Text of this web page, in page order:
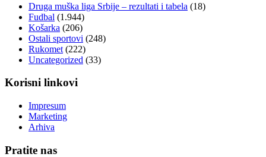
Druga muška liga Srbije – rezultati i tabela (18)
Fudbal (1.944)
Košarka (206)
Ostali sportovi (248)
Rukomet (222)
Uncategorized (33)
Korisni linkovi
Impresum
Marketing
Arhiva
Pratite nas